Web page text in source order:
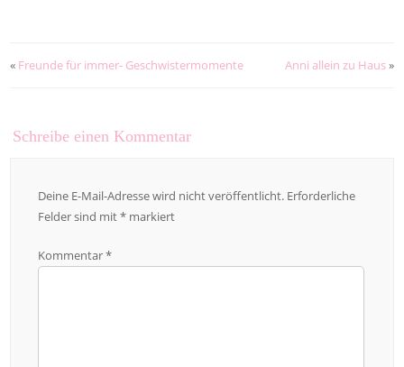
« Freunde für immer- Geschwistermomente Anni allein zu Haus»
Schreibe einen Kommentar
Deine E-Mail-Adresse wird nicht veröffentlicht. Erforderliche
Felder sind mit* markiert
Kommentar*